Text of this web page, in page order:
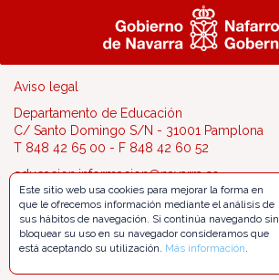
Aviso legal
Departamento de Educación
C/ Santo Domingo S/N - 31001 Pamplona
T 848 42 65 00 - F 848 42 60 52
educacion.informacion@navarra.es
Este sitio web usa cookies para mejorar la forma en
que le ofrecemos información mediante el análisis de
sus hábitos de navegación. Si continúa navegando sin
bloquear su uso en su navegador consideramos que
está aceptando su utilización. Más información.